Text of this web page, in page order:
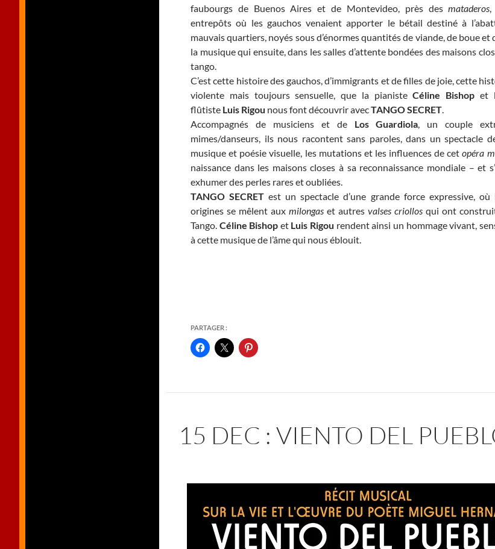
faubourgs de Buenos Aires et de Montevideo, près desmataderos
entrepôts où les gauchos venaient apporter le bétail destiné à
mauvais quartiers, noyés sous d’énormes quantités de viande, de boue et
la musique qui ensuite, dans les salles d’attente bondées des maisons
tango.
C’est cette histoire des gauchos, d’immigrants et de filles de joie, cette
violente mais toujours sensuelle, que la pianisteCéline Bishop et
flûtiste Luis Rigou nous font découvrir avecTANGO SECRET
Accompagnés de musiciens et de Los Guardiola , un couple
mimes/danseurs, ils nous racontent sans paroles, dans un spectacle
musique et poésie visuelle, les mutations et les influences de cetopéra
naissance dans les maisons closes à sa reconnaissance mondiale – et
exhumer des perles rares et oubliées.
TANGO SECRET est un spectacle d’une grande force expressive, où
origines se mêlent aux milongas et autres valses criollos qui ont
Tango. Céline Bishop et Luis Rigou rendent ainsi un hommage vivant,
à cette musique de l’âme qui nous éblouit.
PARTAGER :
15 DEC : VIENTO DEL